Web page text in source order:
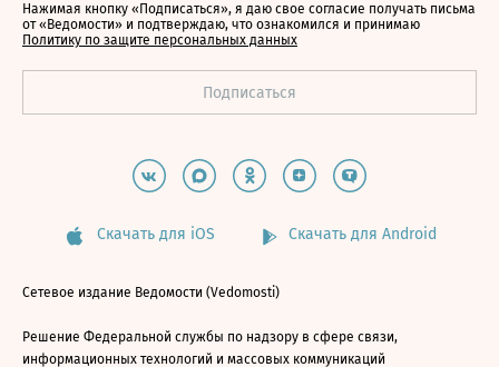
Нажимая кнопку «Подписаться», я даю свое согласие получать письма
от «Ведомости» и подтверждаю, что ознакомился и принимаю
Политику по защите персональных данных
Скачать для iOS Скачать для Android
Сетевое издание Ведомости (Vedomosti)
Решение Федеральной службы по надзору в сфере связи,
информационных технологий и массовых коммуникаций